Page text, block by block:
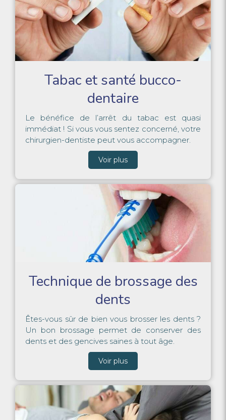
Tabac et santé bucco-
dentaire
Le bénéfice de l’arrêt du tabac est quasi
immédiat ! Si vous vous sentez concerné, votre
chirurgien-dentiste peut vous accompagner.
Voir plus
Technique de brossage des
dents
Êtes-vous sûr de bien vous brosser les dents ?
Un bon brossage permet de conserver des
dents et des gencives saines à tout âge.
Voir plus